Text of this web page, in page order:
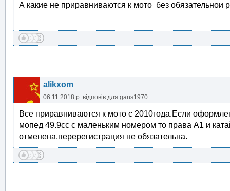
А какие не приравниваются к мото без обязательнои
alikxom
06.11.2018 р. відповів для gans1970
Все приравниваются к мото с 2010года.Если
мопед 49.9сс с маленьким номером то права А1 и
отменена,перерегистрация не обязательна.